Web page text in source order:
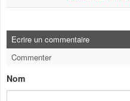
Ecrire un commentaire
Commenter
Nom